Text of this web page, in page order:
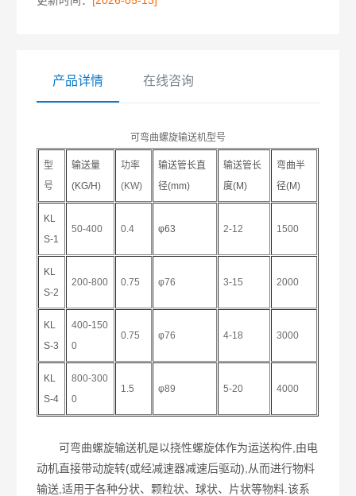
产品详情 在线咨询
可弯曲螺旋输送机型号
型
号
输送量
(KG/H)
功率
(KW)
输送管长直
径(mm)
输送管长
度(M)
弯曲半
径(M)
KL
S-1
50-400 0.4 φ63 2-12 1500
KL
S-2
200-800 0.75 φ76 3-15 2000
KL
S-3
400-150
0
0.75 φ76 4-18 3000
KL
S-4
800-300
0
1.5 φ89 5-20 4000
可弯曲螺旋输送机是以挠性螺旋体作为运送构件,由电
动机直接带动旋转(或经减速器减速后驱动),从而进行物料
输送,适用于各种分状、颗粒状、球状、片状等物料.该系